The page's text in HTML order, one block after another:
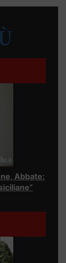
Abbate: